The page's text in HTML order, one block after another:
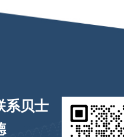
系贝士